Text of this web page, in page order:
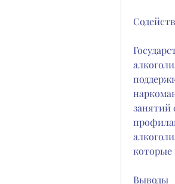
занятий
которые
Выводы